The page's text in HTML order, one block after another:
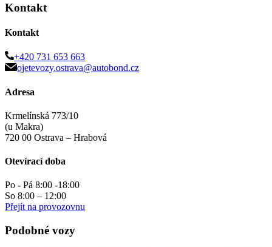
Kontakt
Kontakt
+420 731 653 663
ojetevozy.ostrava@autobond.cz
Adresa
Krmelínská 773/10
(u Makra)
720 00 Ostrava – Hrabová
Otevírací doba
Po - Pá 8:00 -18:00
So 8:00 – 12:00
Přejít na provozovnu
Podobné vozy